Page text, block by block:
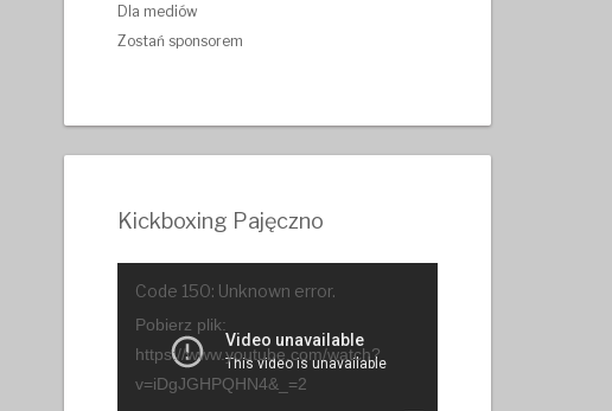
Dla mediów
Zostań sponsorem
Kickboxing Pajęczno
Code 150: Unknown error.
Pobierz plik:
https://www.youtube.com/watch?
v=iDgJGHPQHN4&_=2